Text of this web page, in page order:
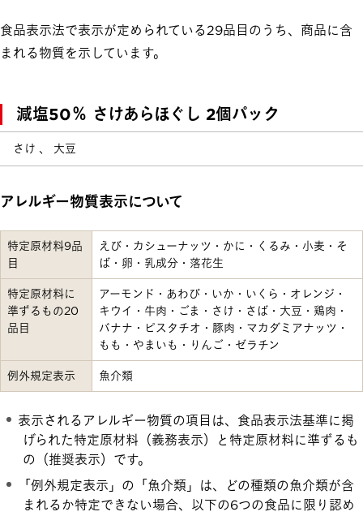
食品表示法で表示が定められている29品目のうち、商品に含
まれる物質を示しています。
減塩50％ さけあらほぐし 2個パック
さけ 、 大豆
アレルギー物質表示について
特定原材料9品
目
えび・カシューナッツ・かに・くるみ・小麦・そ
ば・卵・乳成分・落花生
特定原材料に
準ずるもの20
品目
アーモンド・あわび・いか・いくら・オレンジ・
キウイ・牛肉・ごま・さけ・さば・大豆・鶏肉・
バナナ・ピスタチオ・豚肉・マカダミアナッツ・
もも・やまいも・りんご・ゼラチン
例外規定表示 魚介類
表示されるアレルギー物質の項目は、食品表示法基準に掲
げられた特定原材料（義務表示）と特定原材料に準ずるも
の（推奨表示）です。
「例外規定表示」の「魚介類」は、どの種類の魚介類が含
まれるか特定できない場合、以下の6つの食品に限り認め